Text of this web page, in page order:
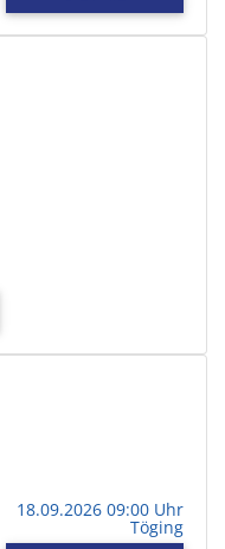
18.09.2026 09:00 Uhr
Töging